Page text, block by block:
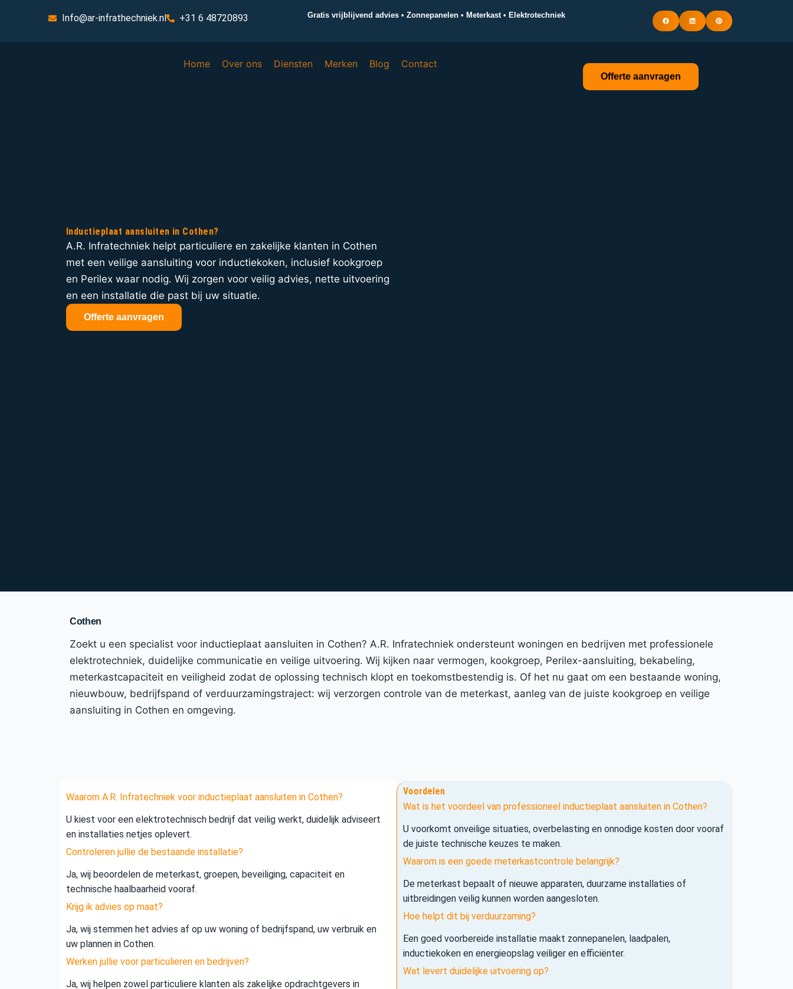
Info@ar-infrathechniek.nl +31 6 48720893 Gratis vrijblijvend advies • Zonnepanelen • Meterkast • Elektrotechniek
Home Over ons Diensten Merken Blog Contact
Offerte aanvragen
Inductieplaat aansluiten in Cothen?
A.R. Infratechniek helpt particuliere en zakelijke klanten in Cothen
met een veilige aansluiting voor inductiekoken, inclusief kookgroep
en Perilex waar nodig. Wij zorgen voor veilig advies, nette uitvoering
en een installatie die past bij uw situatie.
Offerte aanvragen
Cothen
Zoekt u een specialist voor inductieplaat aansluiten in Cothen? A.R. Infratechniek ondersteunt woningen en bedrijven met professionele
elektrotechniek, duidelijke communicatie en veilige uitvoering. Wij kijken naar vermogen, kookgroep, Perilex-aansluiting, bekabeling,
meterkastcapaciteit en veiligheid zodat de oplossing technisch klopt en toekomstbestendig is. Of het nu gaat om een bestaande woning,
nieuwbouw, bedrijfspand of verduurzamingstraject: wij verzorgen controle van de meterkast, aanleg van de juiste kookgroep en veilige
aansluiting in Cothen en omgeving.
Waarom A.R. Infratechniek voor inductieplaat aansluiten in Cothen?
U kiest voor een elektrotechnisch bedrijf dat veilig werkt, duidelijk adviseert
en installaties netjes oplevert.
Controleren jullie de bestaande installatie?
Ja, wij beoordelen de meterkast, groepen, beveiliging, capaciteit en
technische haalbaarheid vooraf.
Krijg ik advies op maat?
Ja, wij stemmen het advies af op uw woning of bedrijfspand, uw verbruik en
uw plannen in Cothen.
Werken jullie voor particulieren en bedrijven?
Ja, wij helpen zowel particuliere klanten als zakelijke opdrachtgevers in
Voordelen
Wat is het voordeel van professioneel inductieplaat aansluiten in Cothen?
U voorkomt onveilige situaties, overbelasting en onnodige kosten door vooraf
de juiste technische keuzes te maken.
Waarom is een goede meterkastcontrole belangrijk?
De meterkast bepaalt of nieuwe apparaten, duurzame installaties of
uitbreidingen veilig kunnen worden aangesloten.
Hoe helpt dit bij verduurzaming?
Een goed voorbereide installatie maakt zonnepanelen, laadpalen,
inductiekoken en energieopslag veiliger en efficiënter.
Wat levert duidelijke uitvoering op?